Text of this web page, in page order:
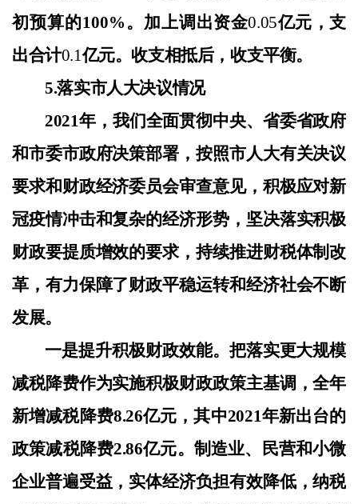
初预算的100%。加上调 出资金0.05亿元，支
出合计0.1亿元。收支相抵后，收支平衡。
5.落实市人大决议情况
2021年，我们全面贯彻中央、省委省政府
和市委市政府决策部署，按照市人大有关决议
要求和财政经济委员会审查意见，积极应对新
冠疫情冲击和复杂的经济形势，坚决落实积极
财政要提质增效的要求，持续推进财税体制改
革，有力保障了财政平稳运转和经济社会不断
发展。
一是提升积极财政效能。把落实更大规模
减税降费作为实施积极财政政策主基调，全年
新增减税降费8.26亿元，其中2021年新出台的
政策减税降费2.86亿元。制造业、民营和小微
企业普遍受益，实体经济负担有效降低，纳税